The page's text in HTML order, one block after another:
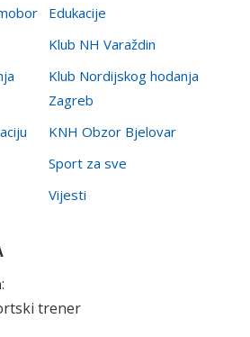
Edukacije
Klub NH Varaždin
Klub Nordijskog hodanja
Zagreb
KNH Obzor Bjelovar
Sport za sve
Vijesti
:
trener